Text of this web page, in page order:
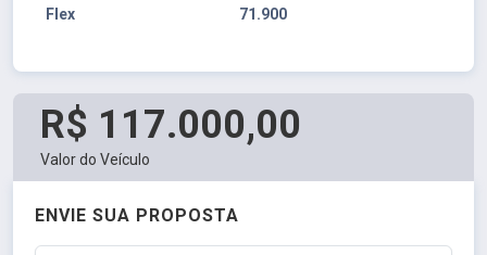
Flex 71.900
R$ 117.000,00
Valor do Veículo
ENVIE SUA PROPOSTA